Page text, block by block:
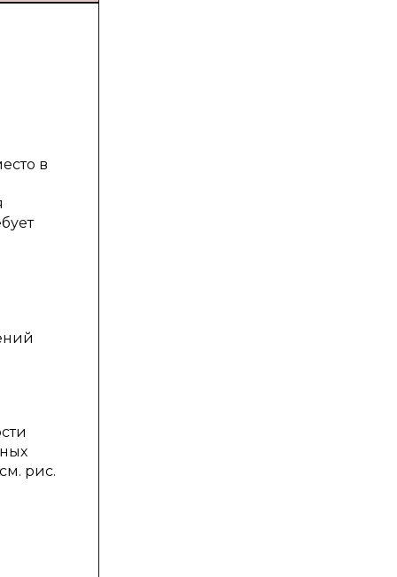
в
рис.